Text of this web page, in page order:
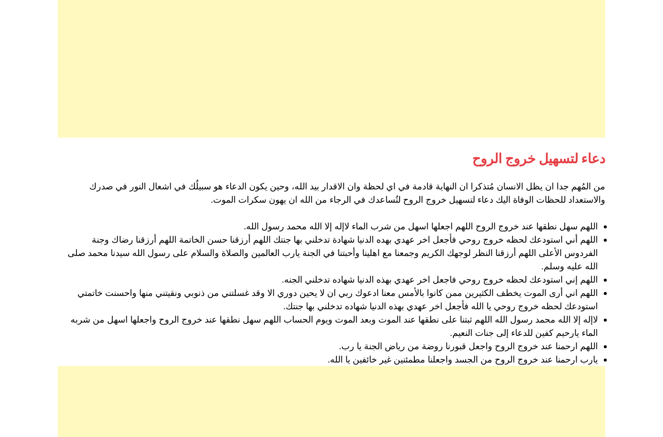
دعاء لتسهيل خروج الروح
من المُهم جدا ان يظل الانسان مُتذكرا ان النهاية قادمة في اي لحظة وان الاقدار بيد الله، وحين يكون الدعاء هو سبيلُك في اشعال النور في صدرك
والاستعداد للحظات الوفاة اليك دعاء لتسهيل خروج الروح لتُساعدك في الرجاء من الله ان يهون سكرات الموت.
اللهم سهل نطقها عند خروج الروح اللهم اجعلها اسهل من شرب الماء لاإله إلا الله محمد رسول الله.
اللهم أني استودعك لحظه خروج روحي فأجعل اخر عهدي بهده الدنيا شهادة تدخلني بها جنتك اللهم أرزقنا حسن الخاتمة اللهم أرزقنا رضاك وجنة
الفردوس الأعلى اللهم أرزقنا النظر لوجهك الكريم وجمعنا مع اهلينا وأحبتنا في الجنة يارب العالمين والصلاة والسلام على رسول الله سيدنا محمد صلى
الله عليه وسلم.
اللهم إني استودعك لحظه خروج روحي فاجعل اخر عهدي بهذه الدنيا شهاده تدخلني الجنه.
اللهم اني أرى الموت يخطف الكثيرين ممن كانوا بالأمس معنا ادعوك ربي ان لا يحين دوري الا وقد غسلتني من ذنوبي ونقيتني منها واحسنت خاتمتي
استودعك لحظه خروج روحي يا الله فأجعل اخر عهدي بهذه الدنيا شهاده تدخلني بها جنتك.
لاإله إلا الله محمد رسول الله اللهم ثبتنا على نطقها عند الموت وبعد الموت ويوم الحساب اللهم سهل نطقها عند خروج الروح واجعلها اسهل من شربه
الماء يارحيم كفين للدعاء إلى جنات النعيم.
اللهم ارحمنا عند خروج الروح واجعل قبورنا روضة من رياض الجنة يا رب.
يارب ارحمنا عند خروج الروح من الجسد واجعلنا مطمئنين غير خائفين يا الله.